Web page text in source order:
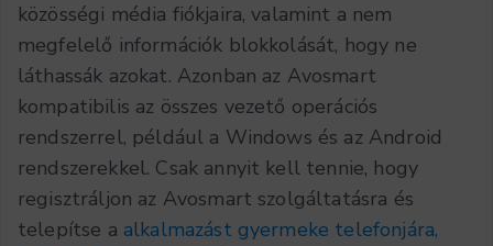
közösségi média fiókjaira, valamint a nem
megfelelő információk blokkolását, hogy ne
láthassák azokat. Azonban az Avosmart
kompatibilis az összes vezető operációs
rendszerrel, például a Windows és az Android
rendszerekkel. Csak annyit kell tennie, hogy
regisztráljon az Avosmart szolgáltatásra és
telepítse a alkalmazást gyermeke telefonjára,